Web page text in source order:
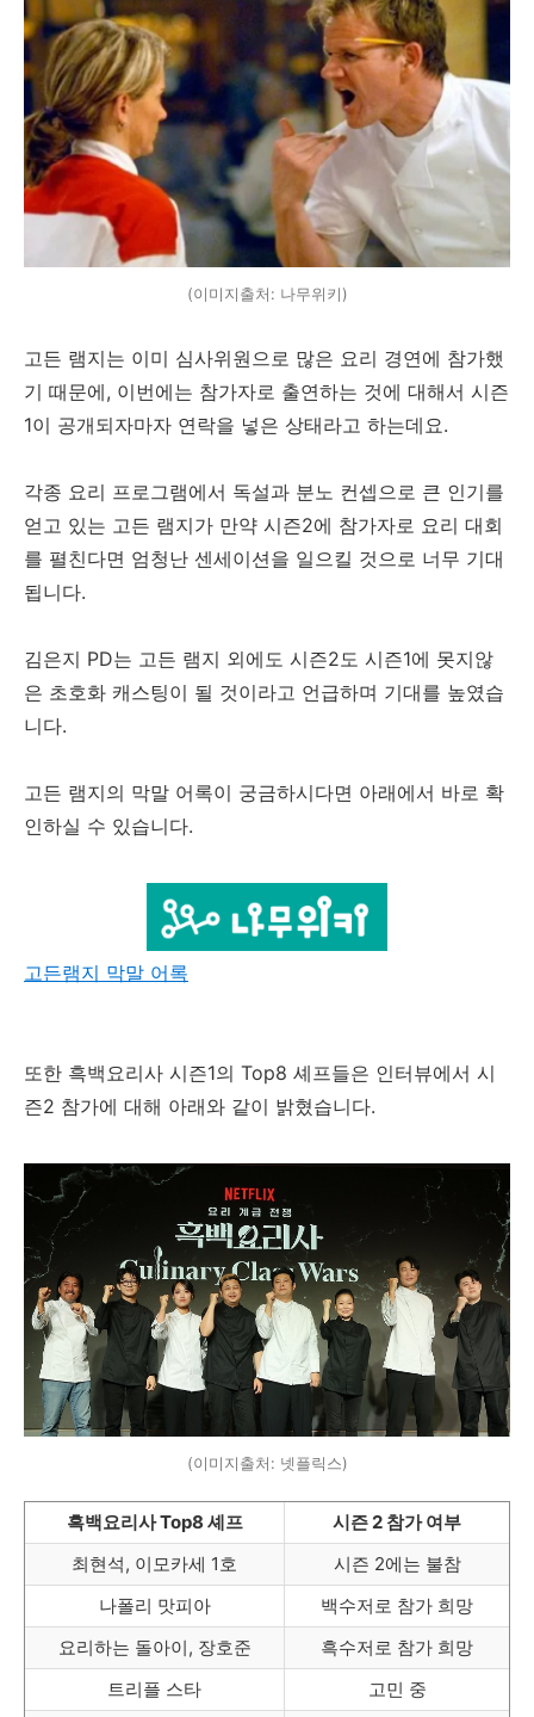
(이미지출처: 나무위키)
고든 램지는 이미 심사위원으로 많은 요리 경연에 참가했
기 때문에, 이번에는 참가자로 출연하는 것에 대해서 시즌
1이 공개되자마자 연락을 넣은 상태라고 하는데요.
각종 요리 프로그램에서 독설과 분노 컨셉으로 큰 인기를
얻고 있는 고든 램지가 만약 시즌2에 참가자로 요리 대회
를 펼친다면 엄청난 센세이션을 일으킬 것으로 너무 기대
됩니다.
김은지 PD는 고든 램지 외에도 시즌2도 시즌1에 못지않
은 초호화 캐스팅이 될 것이라고 언급하며 기대를 높였습
니다.
고든 램지의 막말 어록이 궁금하시다면 아래에서 바로 확
인하실 수 있습니다.
고든램지 막말 어록
또한 흑백요리사 시즌1의 Top8 셰프들은 인터뷰에서 시
즌2 참가에 대해 아래와 같이 밝혔습니다.
(이미지출처: 넷플릭스)
흑백요리사 Top8 셰프
시즌 2 참가 여부
최현석, 이모카세 1호
시즌 2에는 불참
나폴리 맛피아
백수저로 참가 희망
요리하는 돌아이, 장호준
흑수저로 참가 희망
트리플 스타
고민 중